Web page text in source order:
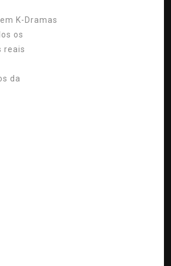
K-Dramas
os
reais
da